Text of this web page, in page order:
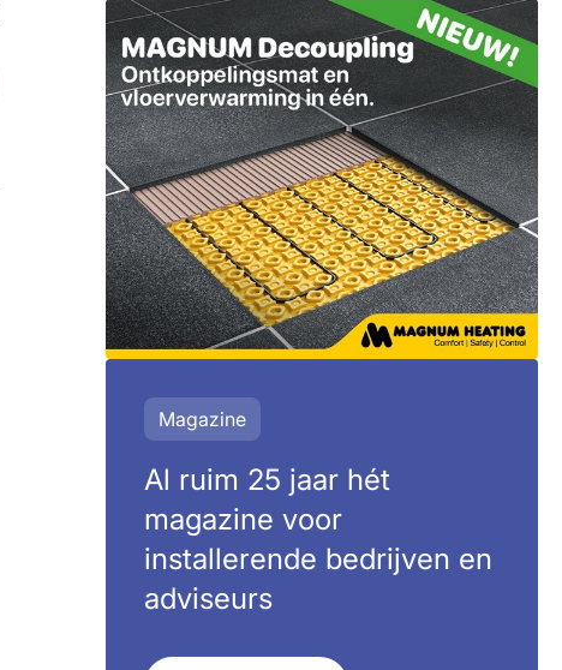
Magazine
Al ruim 25 jaar hét
magazine voor
installerende bedrijven en
adviseurs